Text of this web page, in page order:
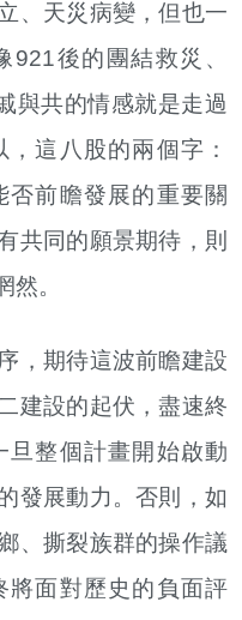
、天災病變，但也一
後的團結救災、
與共的情感就是走過
這八股的兩個字：
否前瞻發展的重要關
共同的願景期待，則
。
，期待這波前瞻建設
建設的起伏，盡速終
整個計畫開始啟動
發展動力。否則，如
、撕裂族群的操作議
將面對歷史的負面評